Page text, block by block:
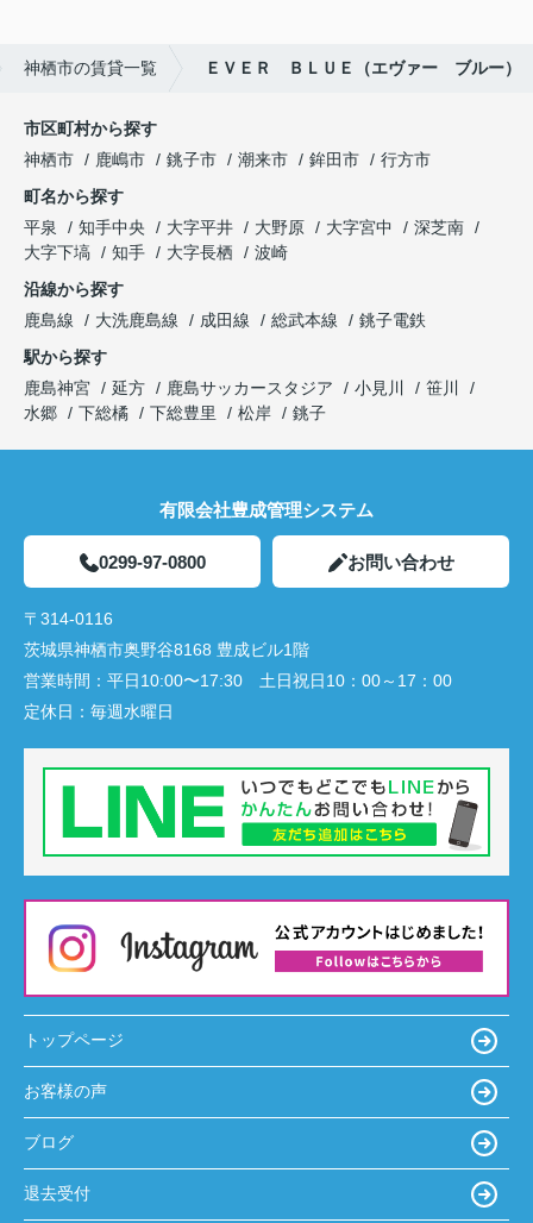
神栖市の賃貸一覧 ＥＶＥＲ ＢＬＵＥ（エヴァー ブルー）
市区町村から探す
神栖市
鹿嶋市 銚子市 潮来市 鉾田市
行方市
町名から探す
平泉
知手中央 大字平井 大野原 大字宮中
深芝南
大字下塙
知手 大字長栖
波崎
沿線から探す
鹿島線
大洗鹿島線 成田線 総武本線
銚子電鉄
駅から探す
鹿島神宮
延方 鹿島サッカースタジア 小見川
笹川
水郷
下総橘 下総豊里 松岸 銚子
有限会社豊成管理システム
0299-97-0800 お問い合わせ
〒314-0116
茨城県神栖市奥野谷8168 豊成ビル1階
営業時間： 平日10:00〜17:30 土日祝日10：00～17：00
定休日： 毎週水曜日
トップページ
お客様の声
ブログ
退去受付